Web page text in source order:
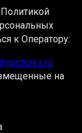
к Оператору:
на